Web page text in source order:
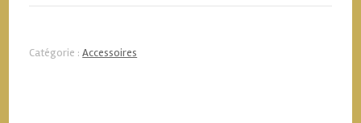
-
Catégorie :Accessoires